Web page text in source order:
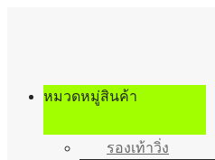
เนื้อหา
หมวดหมู่สินค้า
รองเท้าวิ่ง